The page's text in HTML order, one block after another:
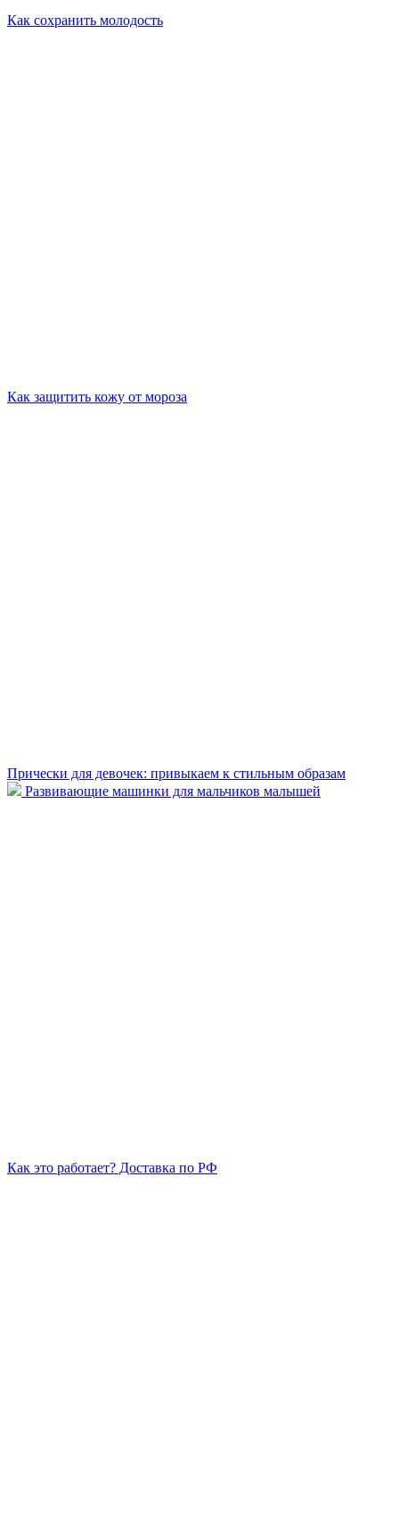
Как сохранить молодость
Как защитить кожу от мороза
Прически для девочек: привыкаем к стильным образам
Развивающие машинки для мальчиков малышей
Как это работает? Доставка по РФ